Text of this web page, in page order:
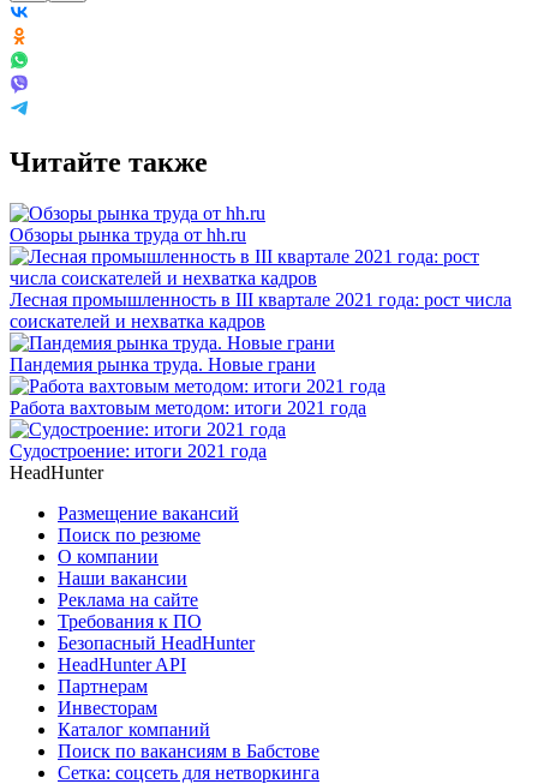
Читайте также
Обзоры рынка труда от hh.ru
Лесная промышленность в III квартале 2021 года: рост числа
соискателей и нехватка кадров
Пандемия рынка труда. Новые грани
Работа вахтовым методом: итоги 2021 года
Судостроение: итоги 2021 года
HeadHunter
Размещение вакансий
Поиск по резюме
О компании
Наши вакансии
Реклама на сайте
Требования к ПО
Безопасный HeadHunter
HeadHunter API
Партнерам
Инвесторам
Каталог компаний
Поиск по вакансиям в Бабстове
Сетка: соцсеть для нетворкинга